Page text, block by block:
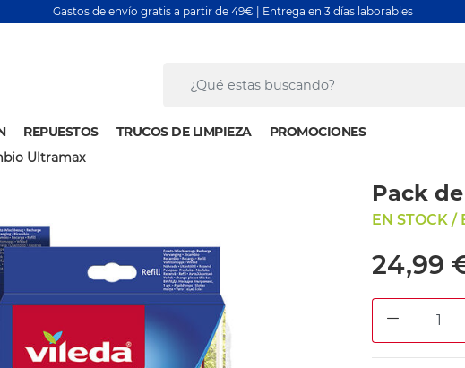
Gastos de envío gratis a partir de 49€ | Entrega en 3 días laborables
REPUESTOS TRUCOS DE LIMPIEZA
PROMOCIONES
Ultramax
Pack
EN STOCK /
24,99